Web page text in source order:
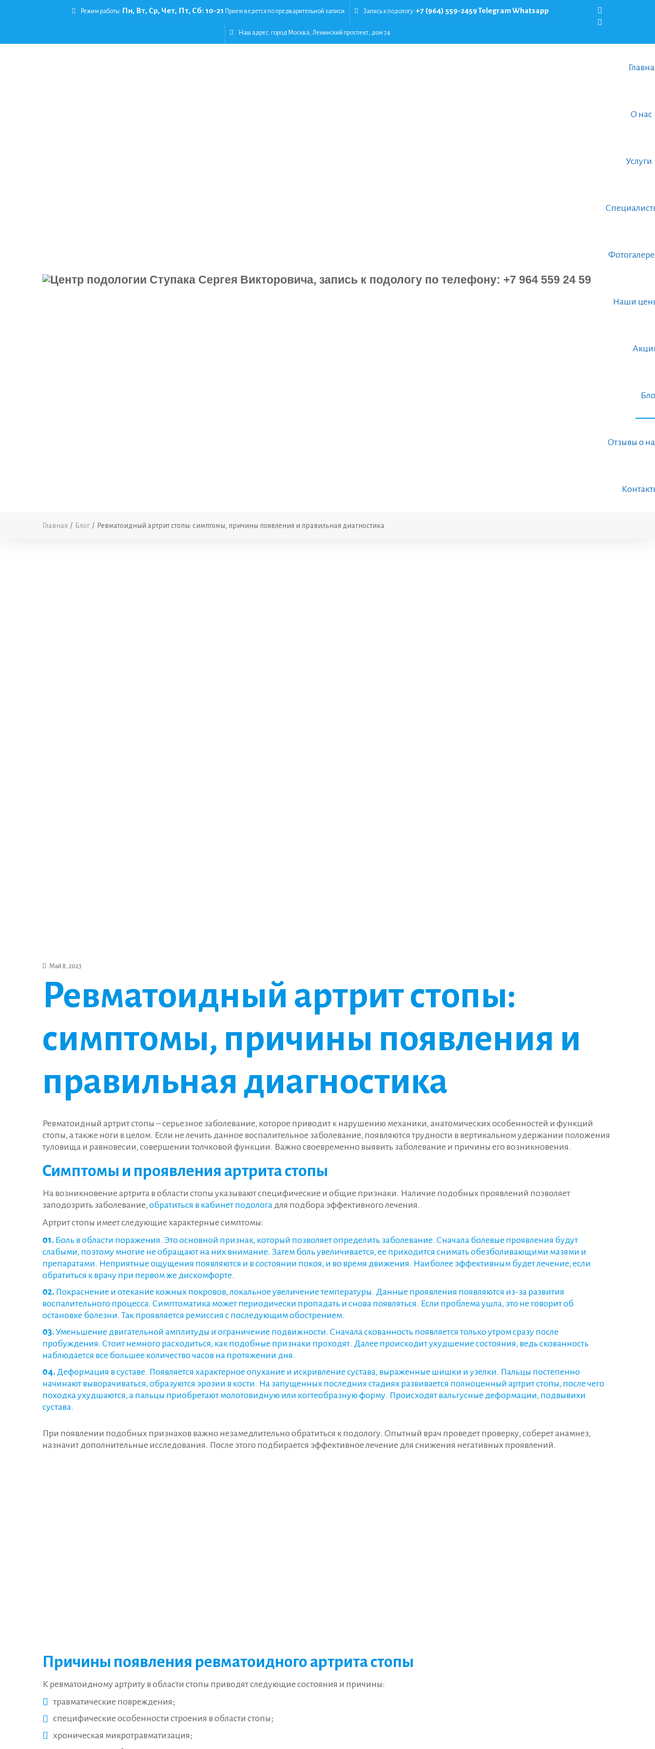
Режим работы: Пн, Вт, Ср, Чет, Пт, Сб: 10-21 Прием ведется по предварительной записи Запись к подологу: +7 (964) 559-2459TelegramWhatsapp
Наш адрес: город Москва, Ленинский проспект, дом 74
Вконтакте
О нас
Услуги
Наши
Отзывы о
Главная / Блог / Ревматоидный артрит стопы: симптомы, причины появления и правильная диагностика
Май 8, 2023
Ревматоидный артрит стопы:
симптомы, причины появления и
правильная диагностика
Ревматоидный артрит стопы – серьезное заболевание, которое приводит к нарушению механики, анатомических особенностей и функций
стопы, а также ноги в целом. Если не лечить данное воспалительное заболевание, появляются трудности в вертикальном удержании положения
туловища и равновесии, совершении толчковой функции. Важно своевременно выявить заболевание и причины его возникновения.
Симптомы и проявления артрита стопы
На возникновение артрита в области стопы указывают специфические и общие признаки. Наличие подобных проявлений позволяет
заподозрить заболевание, обратиться в кабинет подолога для подбора эффективного лечения.
Артрит стопы имеет следующие характерные симптомы:
Боль в области поражения. Это основной признак, который позволяет определить заболевание. Сначала болевые проявления будут
слабыми, поэтому многие не обращают на них внимание. Затем боль увеличивается, ее приходится снимать обезболивающими мазями и
препаратами. Неприятные ощущения появляются и в состоянии покоя, и во время движения. Наиболее эффективным будет лечение, если
обратиться к врачу при первом же дискомфорте.
Покраснение и отекание кожных покровов, локальное увеличение температуры. Данные проявления появляются из-за развития
воспалительного процесса. Симптоматика может периодически пропадать и снова появляться. Если проблема ушла, это не говорит об
остановке болезни. Так проявляется ремиссия с последующим обострением.
Уменьшение двигательной амплитуды и ограничение подвижности. Сначала скованность появляется только утром сразу после
пробуждения. Стоит немного расходиться, как подобные признаки проходят. Далее происходит ухудшение состояния, ведь скованность
наблюдается все большее количество часов на протяжении дня.
Деформация в суставе. Появляется характерное опухание и искривление сустава, выраженные шишки и узелки. Пальцы постепенно
начинают выворачиваться, образуются эрозии в кости. На запущенных последних стадиях развивается полноценный артрит стопы, после чего
походка ухудшаются, а пальцы приобретают молотовидную или когтеобразную форму. Происходят вальгусные деформации, подвывихи
сустава.
При появлении подобных признаков важно незамедлительно обратиться к подологу. Опытный врач проведет проверку, соберет анамнез,
назначит дополнительные исследования. После этого подбирается эффективное лечение для снижения негативных проявлений.
Причины появления ревматоидного артрита стопы
К ревматоидному артриту в области стопы приводят следующие состояния и причины:
травматические повреждения;
специфические особенности строения в области стопы;
хроническая микротравматизация;